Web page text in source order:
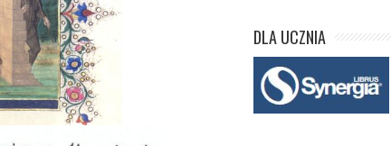
DLA UCZNIA